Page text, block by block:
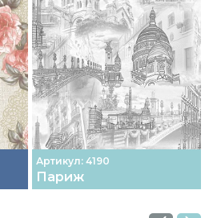
Артикул: 4190
Париж